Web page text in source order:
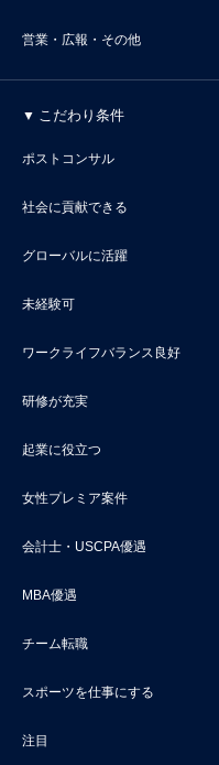
営業・広報・その他
こだわり条件
ポストコンサル
社会に貢献できる
グローバルに活躍
未経験可
ワークライフバランス良好
研修が充実
起業に役立つ
女性プレミア案件
会計士・USCPA優遇
MBA優遇
チーム転職
スポーツを仕事にする
注目